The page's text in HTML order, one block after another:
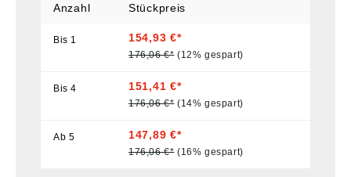
Anzahl Stückpreis
Bis 1 154,93 €*
176,06 €* (12% gespart)
Bis4 151,41 €*
176,06 €* (14% gespart)
Ab 5 147,89 €*
176,06 €* (16% gespart)